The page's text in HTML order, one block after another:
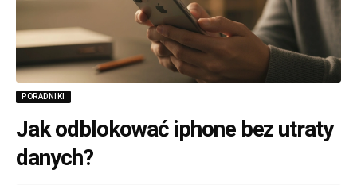
PORADNIKI
Jak odblokować iphone bez utraty
danych?